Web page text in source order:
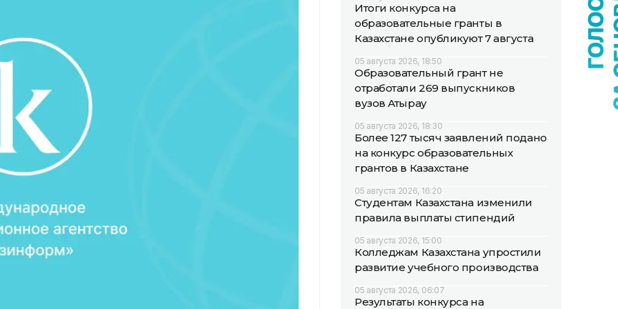
Итоги конкурса на
образовательные гранты в
Казахстане опубликуют 7 августа
05 августа 2026, 18:50
Образовательный грант не
отработали 269 выпускников
вузов Атырау
05 августа 2026, 18:30
Более 127 тысяч заявлений подано
на конкурс образовательных
грантов в Казахстане
05 августа 2026, 16:20
Студентам Казахстана изменили
правила выплаты стипендий
05 августа 2026, 15:00
Колледжам Казахстана упростили
развитие учебного производства
05 августа 2026, 06:07
Результаты конкурса на